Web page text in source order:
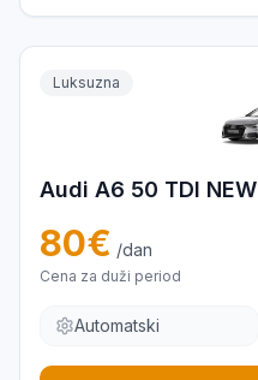
Luksuzna
Audi A6 50 TDI NEW
80€ /dan
Cena za duži period
Automatski